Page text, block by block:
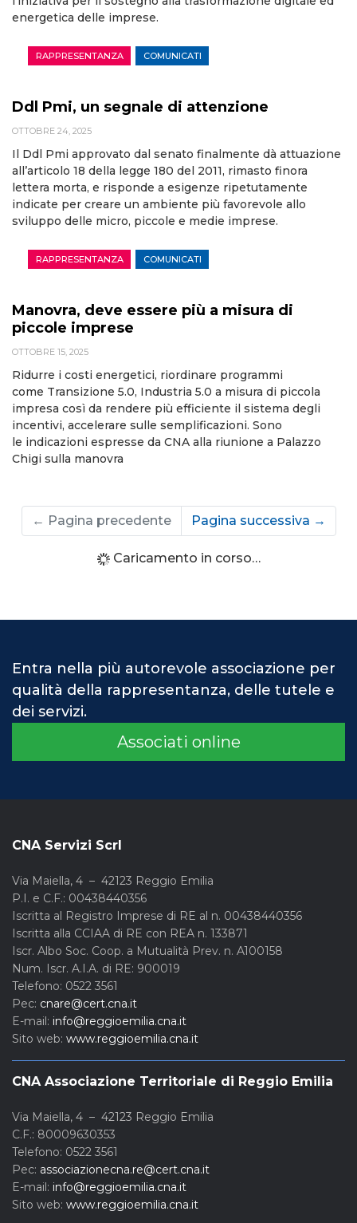
energetica delle imprese.
RAPPRESENTANZA COMUNICATI
Ddl Pmi, un segnale di attenzione
OTTOBRE 24, 2025
Il Ddl Pmi approvato dal senato finalmente dà attuazione
all’articolo 18 della legge 180 del 2011, rimasto finora
lettera morta, e risponde a esigenze ripetutamente
indicate per creare un ambiente più favorevole allo
sviluppo delle micro, piccole e medie imprese.
RAPPRESENTANZA COMUNICATI
Manovra, deve essere più a misura di
piccole imprese
OTTOBRE 15, 2025
Ridurre i costi energetici, riordinare programmi
come Transizione 5.0, Industria 5.0 a misura di piccola
impresa così da rendere più efficiente il sistema degli
incentivi, accelerare sulle semplificazioni. Sono
le indicazioni espresse da CNA alla riunione a Palazzo
Chigi sulla manovra
← Pagina precedente Pagina successiva →
Caricamento in corso…
Entra nella più autorevole associazione per
qualità della rappresentanza, delle tutele e
dei servizi.
Associati online
CNA Servizi Scrl
Via Maiella, 4 – 42123 Reggio Emilia
P.I. e C.F.: 00438440356
Iscritta al Registro Imprese di RE al n. 00438440356
Iscritta alla CCIAA di RE con REA n. 133871
Iscr. Albo Soc. Coop. a Mutualità Prev. n. A100158
Num. Iscr. A.I.A. di RE: 900019
Telefono: 0522 3561
Pec: cnare@cert.cna.it
E-mail: info@reggioemilia.cna.it
Sito web: www.reggioemilia.cna.it
CNA Associazione Territoriale di Reggio Emilia
Via Maiella, 4 – 42123 Reggio Emilia
C.F.: 80009630353
Telefono: 0522 3561
Pec: associazionecna.re@cert.cna.it
E-mail: info@reggioemilia.cna.it
Sito web: www.reggioemilia.cna.it